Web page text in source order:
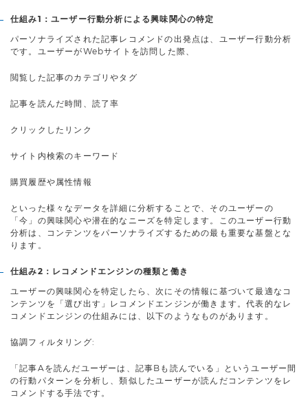
仕組み1：ユーザー行動分析による興味関心の特定
パーソナライズされた記事レコメンドの出発点は、ユーザー行動分析
です。ユーザーがWebサイトを訪問した際、
閲覧した記事のカテゴリやタグ
記事を読んだ時間、読了率
クリックしたリンク
サイト内検索のキーワード
購買履歴や属性情報
といった様々なデータを詳細に分析することで、そのユーザーの
「今」の興味関心や潜在的なニーズを特定します。このユーザー行動
分析は、コンテンツをパーソナライズするための最も重要な基盤とな
ります。
仕組み2：レコメンドエンジンの種類と働き
ユーザーの興味関心を特定したら、次にその情報に基づいて最適なコ
ンテンツを「選び出す」レコメンドエンジンが働きます。代表的なレ
コメンドエンジンの仕組みには、以下のようなものがあります。
協調フィルタリング:
「記事Aを読んだユーザーは、記事Bも読んでいる」というユーザー間
の行動パターンを分析し、類似したユーザーが読んだコンテンツをレ
コメンドする手法です。